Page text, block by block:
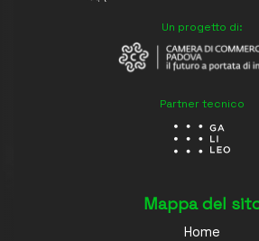
Un progetto di:
Partner tecnico
Mappa del
Home